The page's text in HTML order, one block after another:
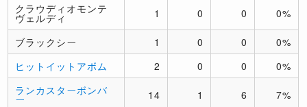
クラウディオモンテ
ヴェルディ 1 0 0 0%
ブラックシー 1 0 0
0%
ヒットイットアボム
2 0 0
0%
ランカスターボンバ
ー 14 1 6 7%